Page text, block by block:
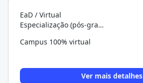
EaD / Virtual
Especialização (pós-graduação)
Campus 100% virtual
Ver mais detalhes